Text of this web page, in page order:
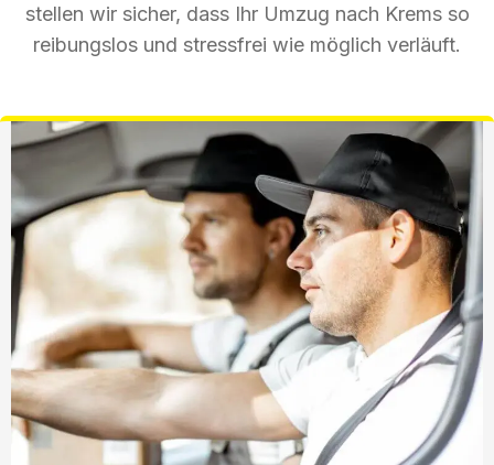
stellen wir sicher, dass Ihr Umzug nach Krems so
reibungslos und stressfrei wie möglich verläuft.